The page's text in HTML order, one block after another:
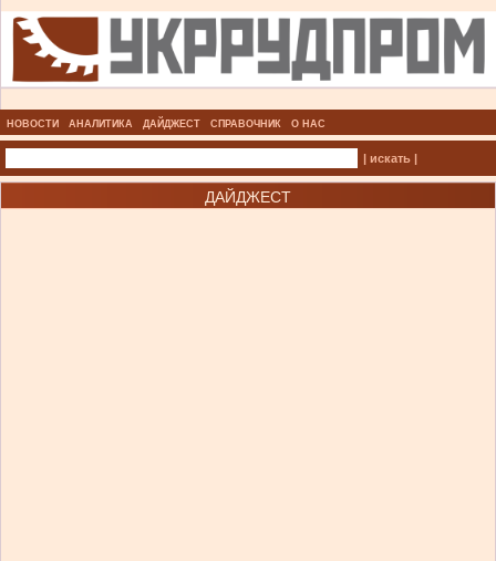
НОВОСТИ АНАЛИТИКА ДАЙДЖЕСТ СПРАВОЧНИК О НАС
| искать |
ДАЙДЖЕСТ